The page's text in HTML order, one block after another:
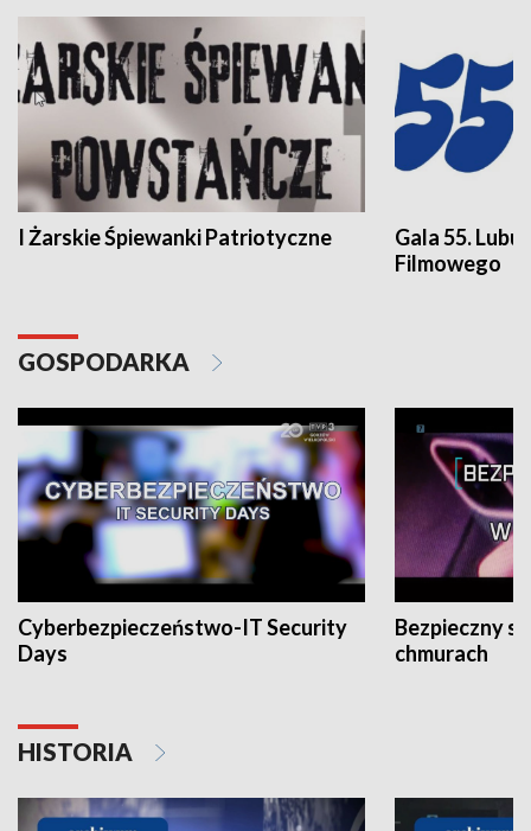
I Żarskie Śpiewanki Patriotyczne
Gala 55.
Filmowego
GOSPODARKA
Cyberbezpieczeństwo-IT Security
Days
Bezpieczny
chmurach
HISTORIA